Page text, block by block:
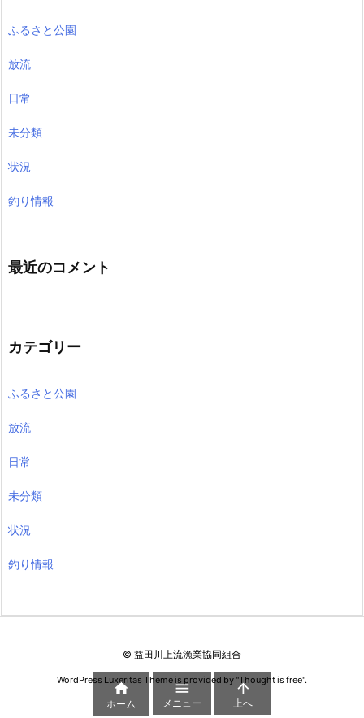
ふるさと公園
放流
日常
未分類
状況
釣り情報
最近のコメント
カテゴリー
ふるさと公園
放流
日常
未分類
状況
釣り情報
© 益田川上流漁業協同組合
WordPress Luxeritas Theme is provided by "Thought is free".

ホーム

メニュー

上へ